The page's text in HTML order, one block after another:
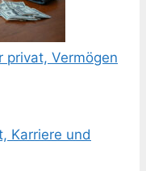
privat, Vermögen
Karriere und